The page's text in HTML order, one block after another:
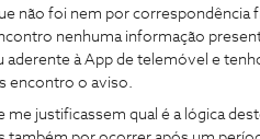
não foi nem por correspondência
nenhuma informação
à App de telemóvel e
encontro o aviso.
me justificassem qual é a lógica